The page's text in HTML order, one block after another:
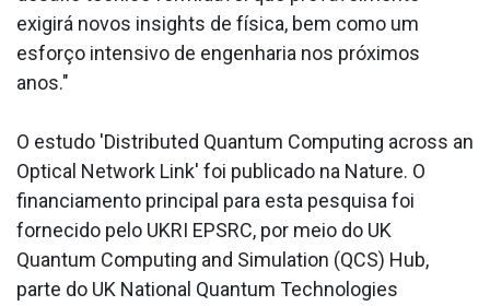
exigirá novos insights de física, bem como um
esforço intensivo de engenharia nos próximos
anos."
O estudo 'Distributed Quantum Computing across an
Optical Network Link' foi publicado na Nature. O
financiamento principal para esta pesquisa foi
fornecido pelo UKRI EPSRC, por meio do UK
Quantum Computing and Simulation (QCS) Hub,
parte do UK National Quantum Technologies